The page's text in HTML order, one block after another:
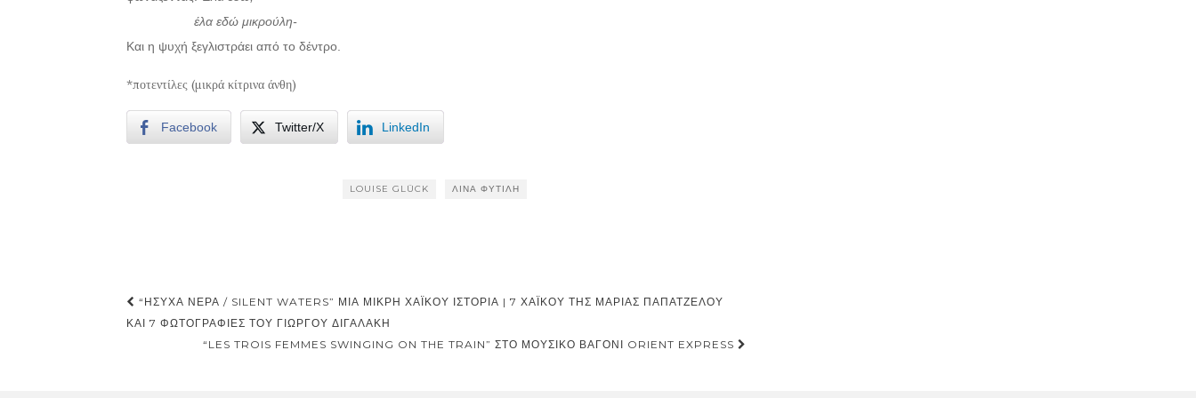
έλα εδώ μικρούλη-
Και η ψυχή ξεγλιστράει από το δέντρο.
*ποτεντίλες (μικρά κίτρινα άνθη)
Facebook Twitter/X LinkedIn
LOUISE GLÜCK ΛΊΝΑ ΦΥΤΙΛΉ
Post
navigation
“ΉΣΥΧΑ ΝΕΡΆ / SILENT WATERS” ΜΙΑ ΜΙΚΡΉ ΧΑΪΚΟΎ ΙΣΤΟΡΊΑ | 7 ΧΑΪΚΟΎ ΤΗΣ ΜΑΡΊΑΣ ΠΑΠΑΤΖΈΛΟΥ
ΚΑΙ 7 ΦΩΤΟΓΡΑΦΊΕΣ ΤΟΥ ΓΙΏΡΓΟΥ ΔΙΓΑΛΆΚΗ
“LES TROIS FEMMES SWINGING ON THE TRAIN” ΣΤΟ ΜΟΥΣΙΚΌ ΒΑΓΌΝΙ ORIENT EXPRESS